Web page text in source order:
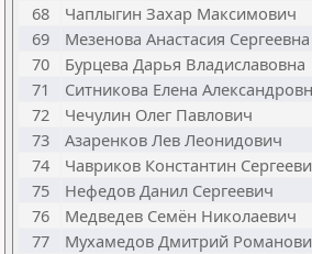
68
Чаплыгин Захар Максимович
69
Мезенова Анастасия Сергеевна
70
Бурцева Дарья Владиславовна
71
Ситникова Елена
72
Чечулин Олег Павлович
73
Азаренков Лев Леонидович
74
Чавриков Константин
75
Нефедов Данил Сергеевич
76
Медведев Семён Николаевич
77
Мухамедов Дмитрий